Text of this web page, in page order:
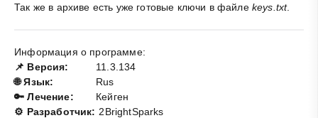
Так же в архиве есть уже готовые ключи в файле keys.txt.
Информация о программе:
📌 Версия:
11.3.134
🌐 Язык:
Rus
🔑 Лечение:
Кейген
⚙️ Разработчик: 2BrightSparks